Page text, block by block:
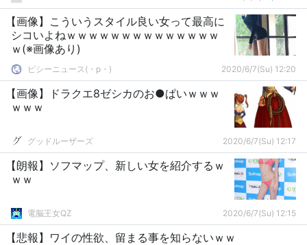
【画像】こういうスタイル良い女って最高に
シコいよねｗｗｗｗｗｗｗｗｗｗｗｗｗｗ
ｗ(※画像あり)
ピシーニュース(・p・)ゞ 2020/6/7(Su) 12:20
【画像】ドラクエ8ゼシカのお●ぱいｗｗｗ
ｗｗｗ
グッドルーザーズ 2020/6/7(Su) 12:17
【朗報】ソフマップ、新しい女を紹介するｗ
ｗｗ
電脳王女QZ 2020/6/7(Su) 12:15
【悲報】ワイの性欲、留まる事を知らないｗｗ